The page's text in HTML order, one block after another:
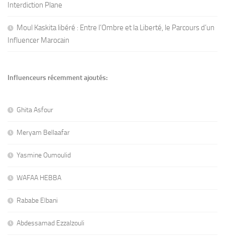
Interdiction Plane
Moul Kaskita libéré : Entre l’Ombre et la Liberté, le Parcours d’un
Influencer Marocain
Influenceurs récemment ajoutés:
Ghita Asfour
Meryam Bellaafar
Yasmine Oumoulid
WAFAA HEBBA
Rababe Elbani
Abdessamad Ezzalzouli